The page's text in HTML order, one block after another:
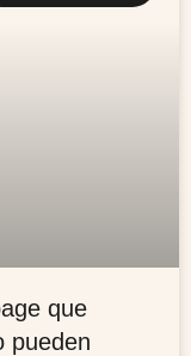
que
pueden